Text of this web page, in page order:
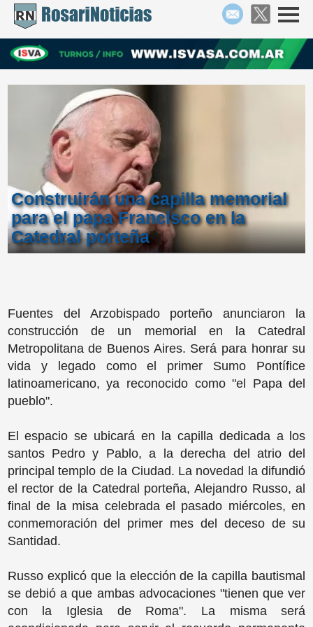
Construirán una capilla memorial
para el papa Francisco en la
Catedral porteña
Fuentes del Arzobispado porteño anunciaron la
construcción de un memorial en la Catedral
Metropolitana de Buenos Aires. Será para honrar su
vida y legado como el primer Sumo Pontífice
latinoamericano, ya reconocido como "el Papa del
pueblo".
El espacio se ubicará en la capilla dedicada a los
santos Pedro y Pablo, a la derecha del atrio del
principal templo de la Ciudad. La novedad la difundió
el rector de la Catedral porteña, Alejandro Russo, al
final de la misa celebrada el pasado miércoles, en
conmemoración del primer mes del deceso de su
Santidad.
Russo explicó que la elección de la capilla bautismal
se debió a que ambas advocaciones "tienen que ver
con la Iglesia de Roma". La misma será